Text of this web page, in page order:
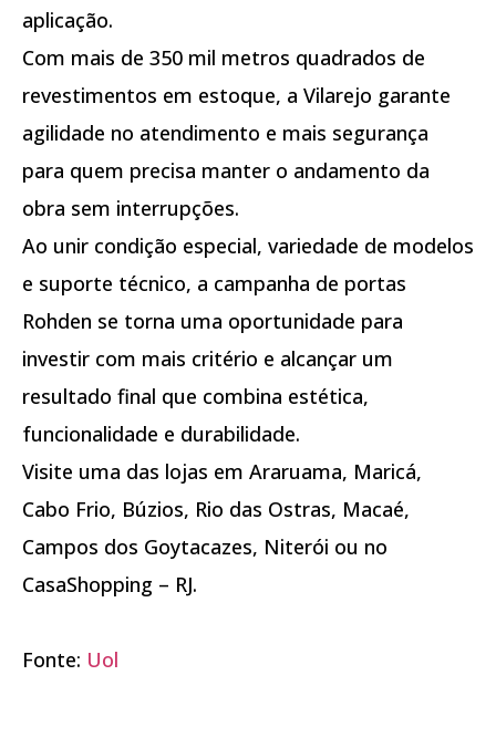
aplicação.
Com mais de 350 mil metros quadrados de
revestimentos em estoque, a Vilarejo garante
agilidade no atendimento e mais segurança
para quem precisa manter o andamento da
obra sem interrupções.
Ao unir condição especial, variedade de modelos
e suporte técnico, a campanha de portas
Rohden se torna uma oportunidade para
investir com mais critério e alcançar um
resultado final que combina estética,
funcionalidade e durabilidade.
Visite uma das lojas em Araruama, Maricá,
Cabo Frio, Búzios, Rio das Ostras, Macaé,
Campos dos Goytacazes, Niterói ou no
CasaShopping – RJ.
Fonte: Uol